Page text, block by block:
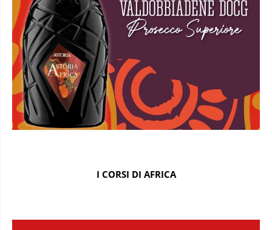
I CORSI DI AFRICA